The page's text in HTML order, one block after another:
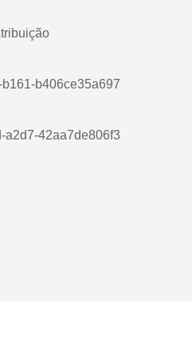
b406ce35a697
a2d7-42aa7de806f3